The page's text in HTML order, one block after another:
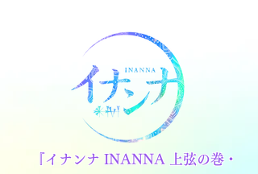
『イナンナ INANNA 上弦の巻・